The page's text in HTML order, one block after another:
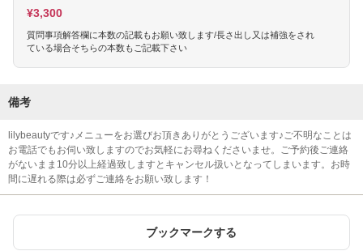
¥3,300
質問事項解答欄に本数の記載もお願い致します/長さ出し又は補強をされ
ている場合そちらの本数もご記載下さい
備考
lilybeautyです♪メニューをお選びお頂きありがとうございます♪ご不明なことは
お電話でもお伺い致しますのでお気軽にお尋ねくださいませ。ご予約後ご連絡
がないまま10分以上経過致しますとキャンセル扱いとなってしまいます。お時
間に遅れる際は必ずご連絡をお願い致します！
ブックマークする